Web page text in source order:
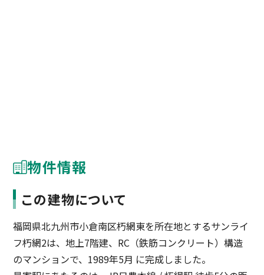
物件情報
この建物について
福岡県北九州市小倉南区朽網東を所在地とするサンライ
フ朽網2は、地上7階建、RC（鉄筋コンクリート）構造
のマンションで、1989年5月 に完成しました。